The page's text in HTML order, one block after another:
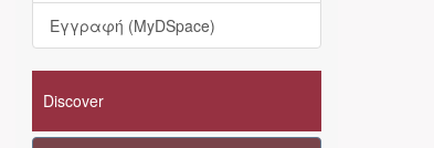
Εγγραφή (MyDSpace)
Discover